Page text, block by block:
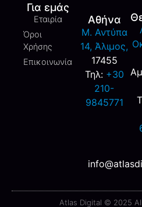
Για εμάς
Εταιρία
Όροι
Χρήσης
Επικοινωνία
Αθήνα
M. Αντύπα
14, Άλιμος,
17455
Τηλ: +30
210-
9845771
Atlas Digital © 2025